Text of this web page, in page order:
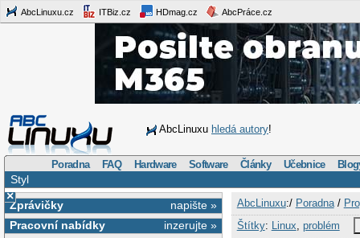
AbcLinuxu.cz ITBiz.cz HDmag.cz AbcPráce.cz
AbcLinuxu hledá autory!
Poradna FAQ Hardware Software Články Učebnice
Styl
×
napište »
Zprávičky
inzerujte »
Pracovní nabídky
AbcLinuxu:/ Poradna/
Štítky: Linux problém